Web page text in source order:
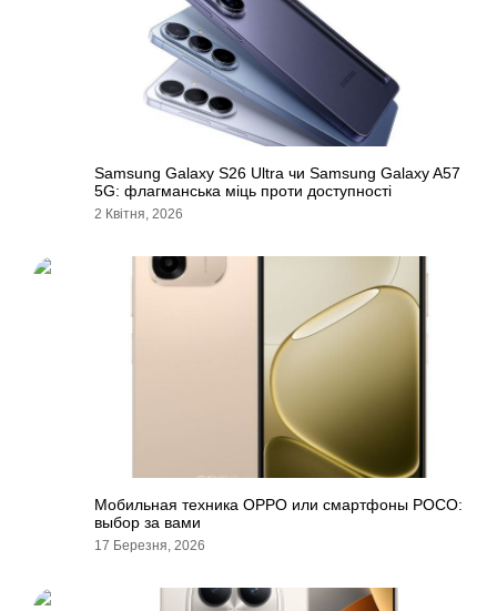
Samsung Galaxy S26 Ultra чи Samsung Galaxy A57
5G: флагманська міць проти доступності
2 Квітня, 2026
Мобильная техника OPPO или смартфоны POCO:
выбор за вами
17 Березня, 2026